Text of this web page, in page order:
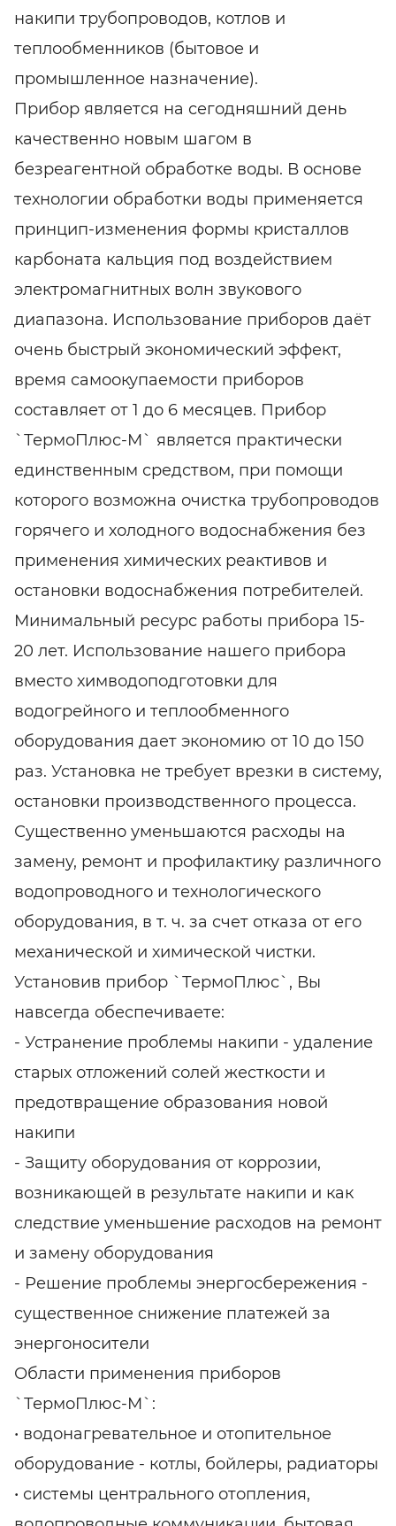
накипи трубопроводов, котлов и
теплообменников (бытовое и
промышленное назначение).
Прибор является на сегодняшний день
качественно новым шагом в
безреагентной обработке воды. В основе
технологии обработки воды применяется
принцип-изменения формы кристаллов
карбоната кальция под воздействием
электромагнитных волн звукового
диапазона. Использование приборов даёт
очень быстрый экономический эффект,
время самоокупаемости приборов
составляет от 1 до 6 месяцев. Прибор
`ТермоПлюс-М` является практически
единственным средством, при помощи
которого возможна очистка трубопроводов
горячего и холодного водоснабжения без
применения химических реактивов и
остановки водоснабжения потребителей.
Минимальный ресурс работы прибора 15-
20 лет. Использование нашего прибора
вместо химводоподготовки для
водогрейного и теплообменного
оборудования дает экономию от 10 до 150
раз. Установка не требует врезки в систему,
остановки производственного процесса.
Существенно уменьшаются расходы на
замену, ремонт и профилактику различного
водопроводного и технологического
оборудования, в т. ч. за счет отказа от его
механической и химической чистки.
Установив прибор `ТермоПлюс`, Вы
навсегда обеспечиваете:
- Устранение проблемы накипи - удаление
старых отложений солей жесткости и
предотвращение образования новой
накипи
- Защиту оборудования от коррозии,
возникающей в результате накипи и как
следствие уменьшение расходов на ремонт
и замену оборудования
- Решение проблемы энергосбережения -
существенное снижение платежей за
энергоносители
Области применения приборов
`ТермоПлюс-М`:
• водонагревательное и отопительное
оборудование - котлы, бойлеры, радиаторы
• системы центрального отопления,